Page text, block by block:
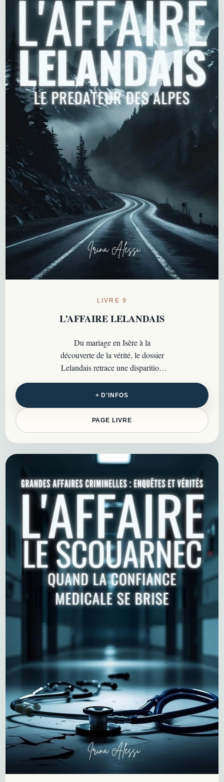
LIVRE 9
L’AFFAIRE LELANDAIS
Du mariage en Isère à la
découverte de la vérité, le dossier
Lelandais retrace une disparition
d’enfant devenue l’une des affaires
les plus marquantes…
+ D'INFOS
PAGE LIVRE